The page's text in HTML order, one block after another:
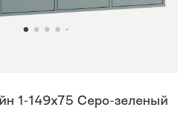
1-149x75 Серо-зеленый